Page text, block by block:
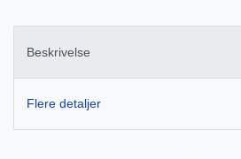
Beskrivelse
Flere detaljer